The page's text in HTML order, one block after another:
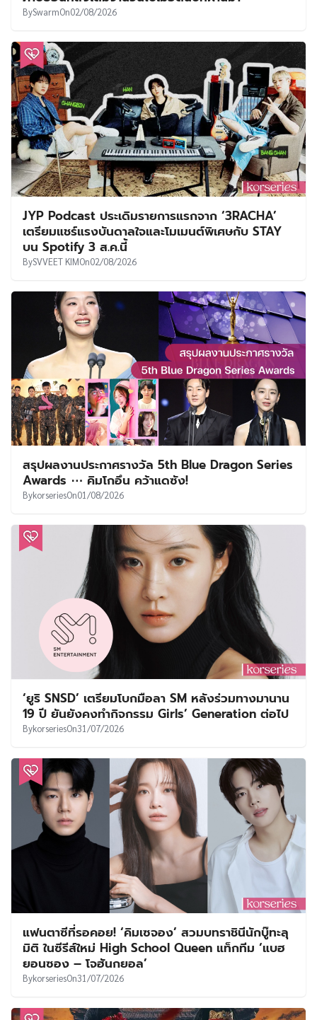
BySwarmOn02/08/2026
JYP Podcast ประเดิมรายการแรกจาก ‘3RACHA’
เตรียมแชร์แรงบันดาลใจและโมเมนต์พิเศษกับ STAY
บน Spotify 3 ส.ค.นี้
BySVVEET KIMOn02/08/2026
สรุปผลงานประกาศรางวัล 5th Blue Dragon Series
Awards ⋯ คิมโกอึน คว้าแดซัง!
BykorseriesOn01/08/2026
‘ยูริ SNSD’ เตรียมโบกมือลา SM หลังร่วมทางมานาน
19 ปี ยันยังคงทำกิจกรรม Girls’ Generation ต่อไป
BykorseriesOn31/07/2026
แฟนตาซีที่รอคอย! ‘คิมเซจอง’ สวมบทราชินีนักบู๊ทะลุ
มิติ ในซีรีส์ใหม่ High School Queen แท็กทีม ‘แบฮ
ยอนซอง – โจฮันกยอล’
BykorseriesOn31/07/2026